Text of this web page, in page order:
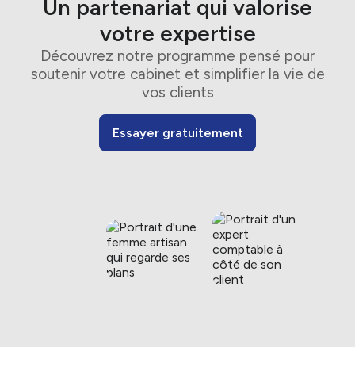
Un partenariat qui valorise
votre expertise
Découvrez notre programme pensé pour
soutenir votre cabinet et simplifier la vie de
vos clients
Essayer gratuitement